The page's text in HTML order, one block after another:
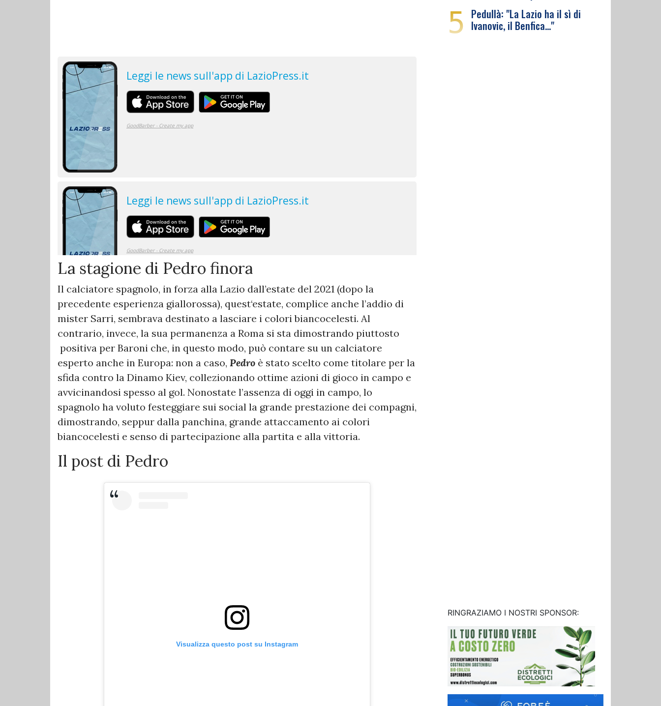
La stagione di Pedro finora
Il calciatore spagnolo, in forza alla Lazio dall’estate del 2021 (dopo la
precedente esperienza giallorossa), quest‘estate, complice anche l’addio di
mister Sarri, sembrava destinato a lasciare i colori biancocelesti. Al
contrario, invece, la sua permanenza a Roma si sta dimostrando piuttosto
positiva per Baroni che, in questo modo, può contare su un calciatore
esperto anche in Europa: non a caso, Pedro è stato scelto come titolare per la
sfida contro la Dinamo Kiev, collezionando ottime azioni di gioco in campo e
avvicinandosi spesso al gol. Nonostate l’assenza di oggi in campo, lo
spagnolo ha voluto festeggiare sui social la grande prestazione dei compagni,
dimostrando, seppur dalla panchina, grande attaccamento ai colori
biancocelesti e senso di partecipazione alla partita e alla vittoria.
Il post di Pedro
Visualizza questo post su Instagram
5 Pedullà: "La Lazio ha il sì di
Ivanovic, il Benfica…"
RINGRAZIAMO I NOSTRI SPONSOR: